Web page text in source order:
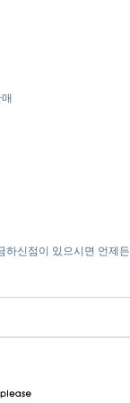
하신점이 있으시면 언제든